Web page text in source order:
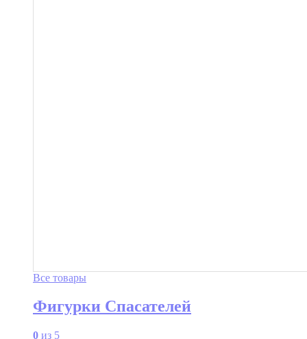
Все товары
Фигурки Спасателей
0 из 5